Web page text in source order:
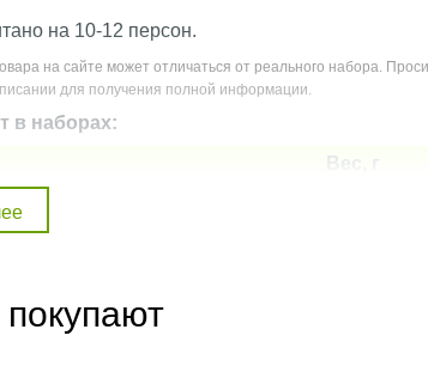
на 10-12 персон.
на сайте может отличаться от реального набора.
для получения полной информации.
в наборах:
Вес, г